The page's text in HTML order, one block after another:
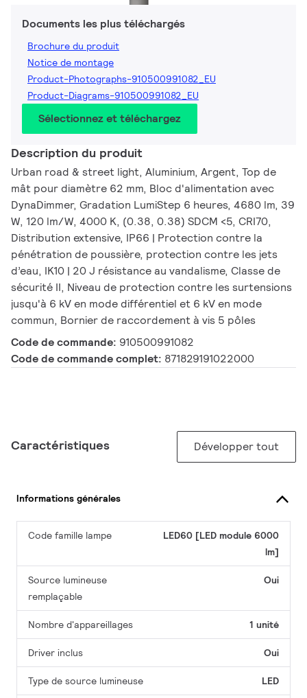
Documents les plus téléchargés
Brochure du produit
Notice de montage
Product-Photographs-910500991082_EU
Product-Diagrams-910500991082_EU
Sélectionnez et téléchargez
Description du produit
Urban road & street light, Aluminium, Argent, Top de
mât pour diamètre 62 mm, Bloc d'alimentation avec
DynaDimmer, Gradation LumiStep 6 heures, 4680 lm, 39
W, 120 lm/W, 4000 K, (0.38, 0.38) SDCM <5, CRI70,
Distribution extensive, IP66 | Protection contre la
pénétration de poussière, protection contre les jets
d’eau, IK10 | 20 J résistance au vandalisme, Classe de
sécurité II, Niveau de protection contre les surtensions
jusqu'à 6 kV en mode différentiel et 6 kV en mode
commun, Bornier de raccordement à vis 5 pôles
Code de commande: 910500991082
Code de commande complet: 871829191022000
Caractéristiques Développer tout
Informations générales
Code famille lampe
LED60 [LED module 6000
lm]
Source lumineuse
remplaçable
Oui
Nombre d'appareillages 1 unité
Driver inclus Oui
Type de source lumineuse LED